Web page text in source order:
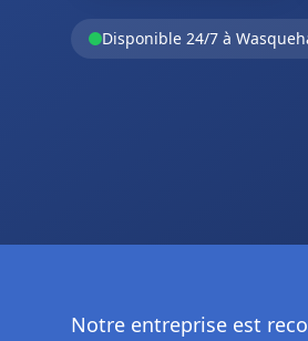
Disponible 24/7 à
Notre entreprise est